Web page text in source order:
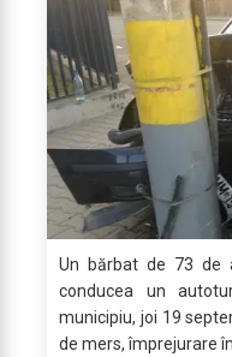
Un bărbat de 73 de
conducea un
municipiu, joi 19
de mers, împrejurare